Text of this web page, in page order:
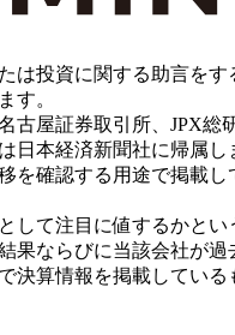
投資に関する助言をす
す。
屋証券取引所、JPX総
日本経済新聞社に帰属し
を確認する用途で掲載
して注目に値するかと
果ならびに当該会社が
決算情報を掲載してい